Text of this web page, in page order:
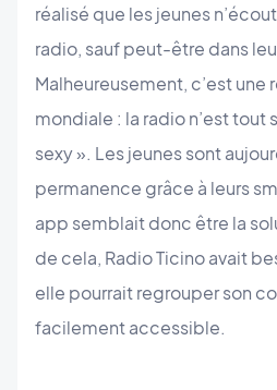
réalisé que les jeunes
radio, sauf peut-être dans
Malheureusement, c’est une
mondiale : la radio n’est tout
sexy ». Les jeunes sont
permanence grâce à leurs
app semblait donc être la
de cela, Radio Ticino avait
elle pourrait regrouper son
facilement accessible.